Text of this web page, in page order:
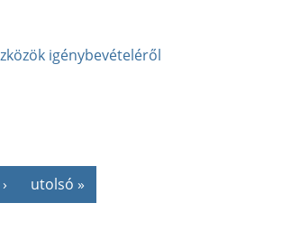
igénybevételéről
utolsó »